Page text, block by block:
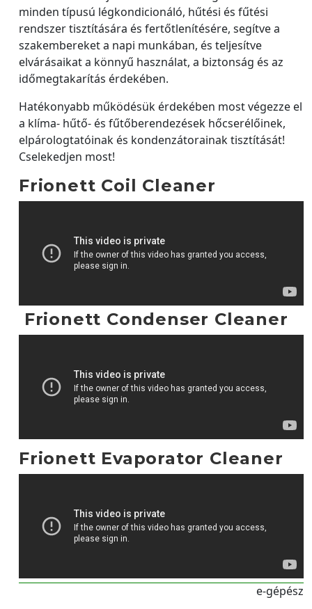
minden típusú légkondicionáló, hűtési és fűtési
rendszer tisztítására és fertőtlenítésére, segítve a
szakembereket a napi munkában, és teljesítve
elvárásaikat a könnyű használat, a biztonság és az
időmegtakarítás érdekében.
Hatékonyabb működésük érdekében most végezze el
a klíma- hűtő- és fűtőberendezések hőcserélőinek,
elpárologtatóinak és kondenzátorainak tisztítását!
Cselekedjen most!
Frionett Coil Cleaner
Frionett Condenser Cleaner
Frionett Evaporator Cleaner
e-gépész